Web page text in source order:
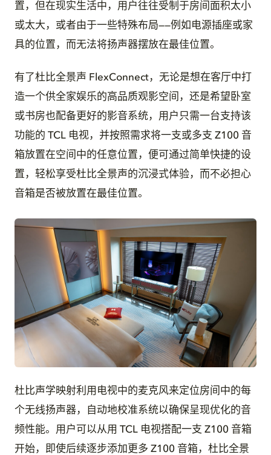
置，但在现实生活中，用户往往受制于房间面积太小
或太大，或者由于一些特殊布局——例如电源插座或家
具的位置，而无法将扬声器摆放在最佳位置。
有了杜比全景声 FlexConnect，无论是想在客厅中打
造一个供全家娱乐的高品质观影空间，还是希望卧室
或书房也配备更好的影音系统，用户只需一台支持该
功能的 TCL 电视，并按照需求将一支或多支 Z100 音
箱放置在空间中的任意位置，便可通过简单快捷的设
置，轻松享受杜比全景声的沉浸式体验，而不必担心
音箱是否被放置在最佳位置。
JPG
杜比声学映射利用电视中的麦克风来定位房间中的每
个无线扬声器，自动地校准系统以确保呈现优化的音
频性能。用户可以从用 TCL 电视搭配一支 Z100 音箱
开始，即使后续逐步添加更多 Z100 音箱，杜比全景